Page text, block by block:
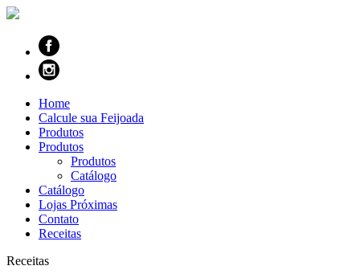
Home
Calcule sua Feijoada
Produtos
Produtos
Produtos
Catálogo
Catálogo
Lojas Próximas
Contato
Receitas
Receitas